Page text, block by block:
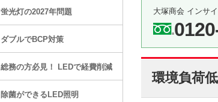
大塚商会 インサ
環境負荷
蛍光灯の2027年問題
ダブルでBCP対策
総務の方必見！ LEDで経費削減
除菌ができるLED照明